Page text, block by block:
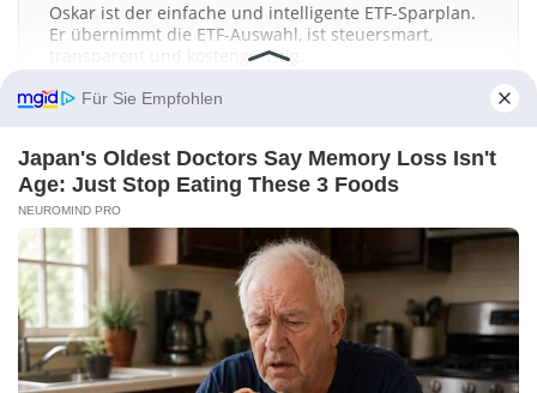
Oskar ist der einfache und intelligente ETF-Sparplan.
Er übernimmt die ETF-Auswahl, ist steuersmart,
transparent und kostengünstig.
JETZT MEHR ERFAHREN
Aktien ATX Dow Jones NASDAQ 100
Nikkei 225
S&P 500
Kontakt -Impressum-Werbung -Barrierefreiheit
Sitemap-Datenschutz-Disclaimer-AGB Privatsphäre-Einstellungen
Für Sie Empfohlen
Japan's Oldest Doctors Say Memory Loss Isn't
Age: Just Stop Eating These 3 Foods
NEUROMIND PRO